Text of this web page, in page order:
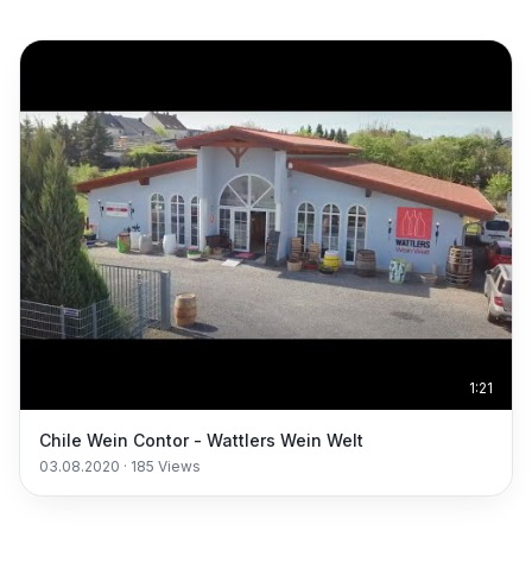
1:21
Chile Wein Contor - Wattlers Wein Welt
03.08.2020 · 185 Views